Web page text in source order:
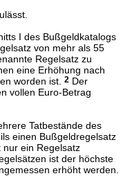
I des Bußgeldkatalogs
von mehr als 55
Regelsatz zu
eine Erhöhung nach
worden ist.
2Der
vollen Euro-Betrag
Tatbestände des
einen Bußgeldregelsatz
ein Regelsatz
ist der höchste
erhöht werden.